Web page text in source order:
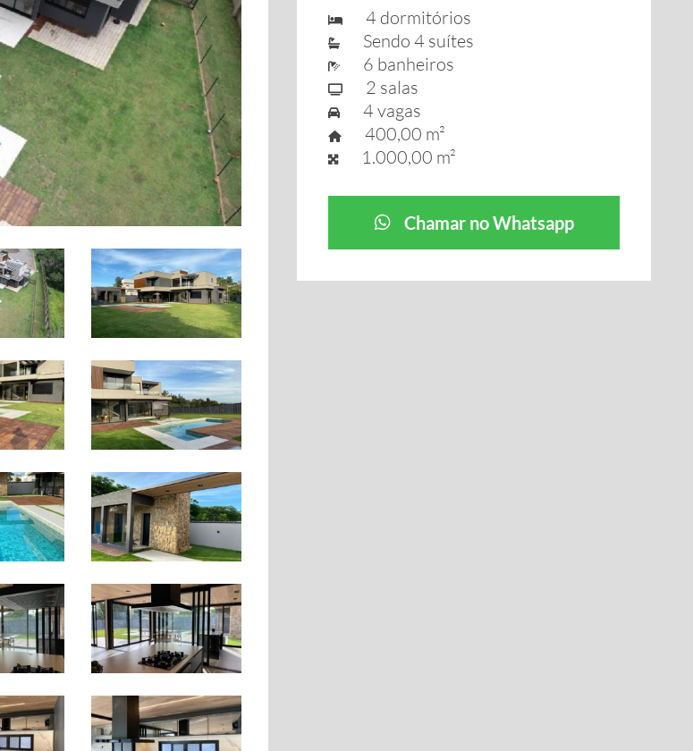
4 dormitórios
Sendo 4 suítes
6 banheiros
2 salas
4 vagas
400,00 m²
1.000,00 m²
Chamar no Whatsapp